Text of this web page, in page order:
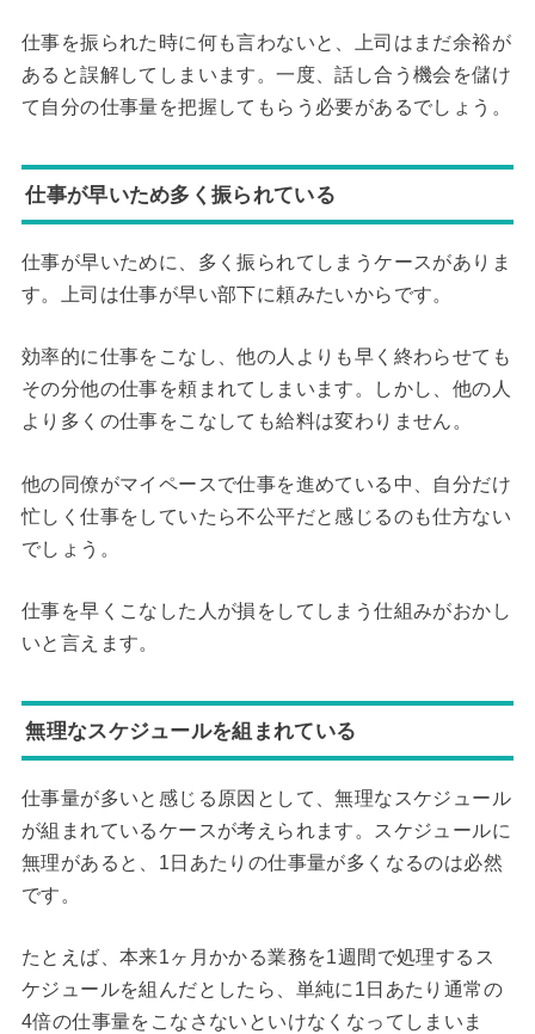
仕事を振られた時に何も言わないと、上司はまだ余裕が
あると誤解してしまいます。一度、話し合う機会を儲け
て自分の仕事量を把握してもらう必要があるでしょう。
仕事が早いため多く振られている
仕事が早いために、多く振られてしまうケースがありま
す。上司は仕事が早い部下に頼みたいからです。
効率的に仕事をこなし、他の人よりも早く終わらせても
その分他の仕事を頼まれてしまいます。しかし、他の人
より多くの仕事をこなしても給料は変わりません。
他の同僚がマイペースで仕事を進めている中、自分だけ
忙しく仕事をしていたら不公平だと感じるのも仕方ない
でしょう。
仕事を早くこなした人が損をしてしまう仕組みがおかし
いと言えます。
無理なスケジュールを組まれている
仕事量が多いと感じる原因として、無理なスケジュール
が組まれているケースが考えられます。スケジュールに
無理があると、1日あたりの仕事量が多くなるのは必然
です。
たとえば、本来1ヶ月かかる業務を1週間で処理するス
ケジュールを組んだとしたら、単純に1日あたり通常の
4倍の仕事量をこなさないといけなくなってしまいま